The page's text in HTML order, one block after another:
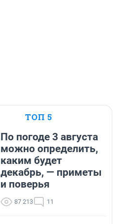
ТОП 5
По погоде 3 августа
можно определить,
каким будет
декабрь, — приметы
и поверья
87 213 11